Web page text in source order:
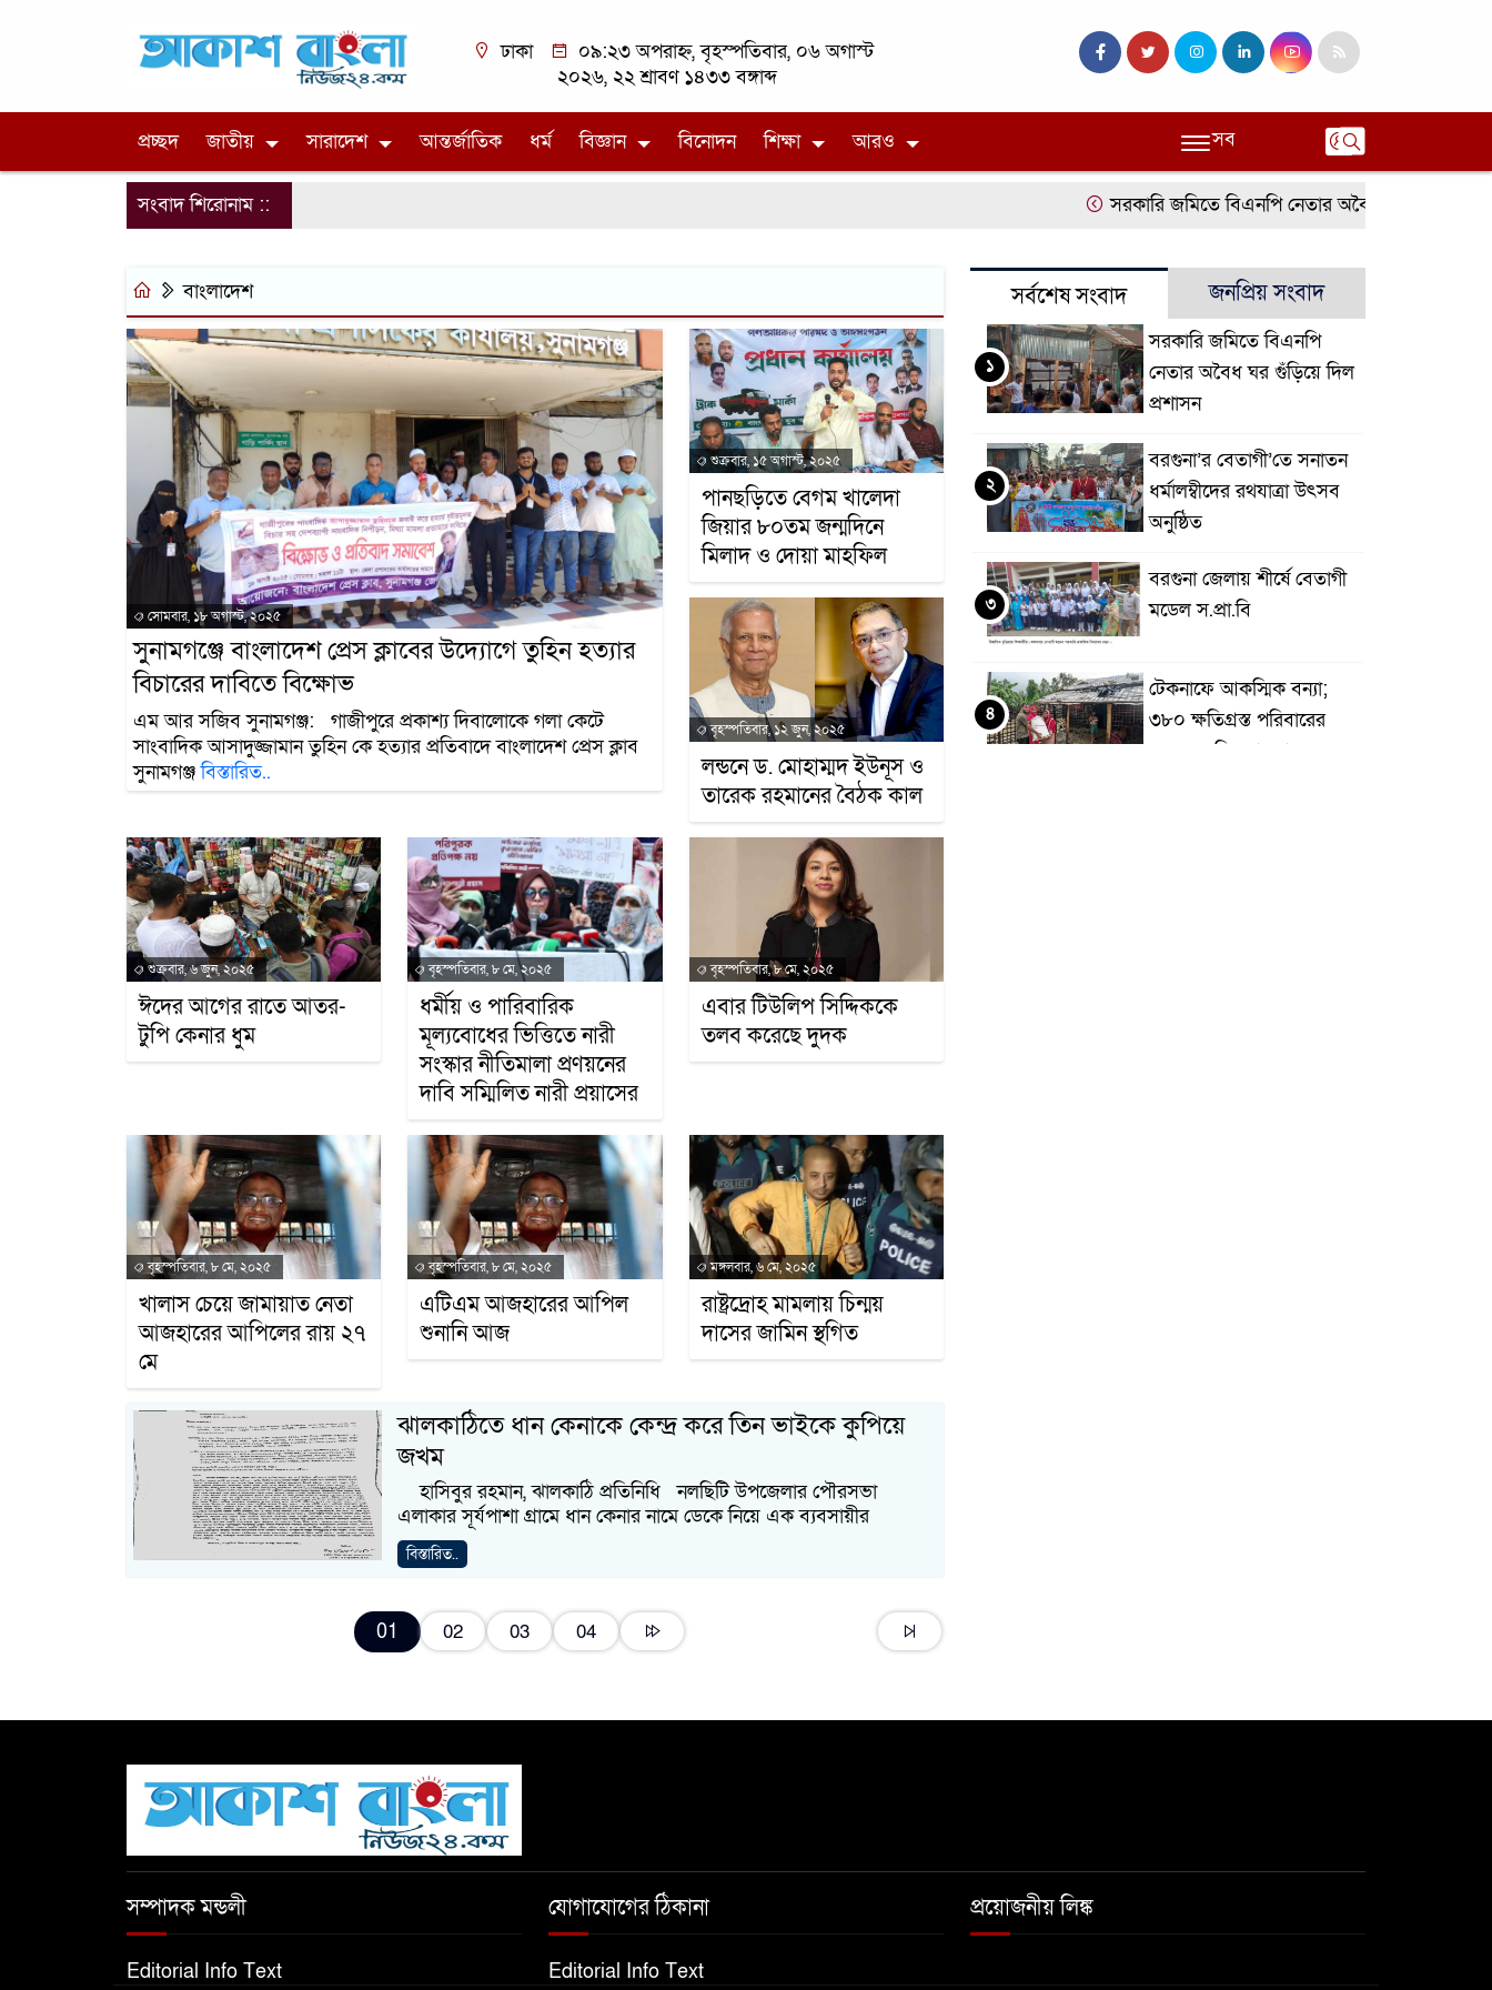
ঢাকা
০৯:২৩ অপরাহ্ন, বৃহস্পতিবার, ০৬ অগাস্ট
২০২৬, ২২ শ্রাবণ ১৪৩৩ বঙ্গাব্দ
প্রচ্ছদ জাতীয় সারাদেশ আন্তর্জাতিক ধর্ম বিজ্ঞান বিনোদন শিক্ষা আরও সব
সংবাদ শিরোনাম :: সরকারি জমিতে বিএনপি নেতার অবৈধ ঘর গুঁড়িয়ে দিল
বাংলাদেশ
সোমবার, ১৮ অগাস্ট, ২০২৫
সুনামগঞ্জে বাংলাদেশ প্রেস ক্লাবের উদ্যোগে তুহিন হত্যার
বিচারের দাবিতে বিক্ষোভ
এম আর সজিব সুনামগঞ্জ: গাজীপুরে প্রকাশ্য দিবালোকে গলা কেটে
সাংবাদিক আসাদুজ্জামান তুহিন কে হত্যার প্রতিবাদে বাংলাদেশ প্রেস ক্লাব
সুনামগঞ্জবিস্তারিত..
শুক্রবার, ১৫ অগাস্ট, ২০২৫
পানছড়িতে বেগম খালেদা
জিয়ার ৮০তম জন্মদিনে
মিলাদ ও দোয়া মাহফিল
বৃহস্পতিবার, ১২ জুন, ২০২৫
লন্ডনে ড. মোহাম্মদ ইউনূস ও
তারেক রহমানের বৈঠক কাল
শুক্রবার, ৬ জুন, ২০২৫
ঈদের আগের রাতে আতর-
টুপি কেনার ধুম
বৃহস্পতিবার, ৮ মে, ২০২৫
ধর্মীয় ও পারিবারিক
মূল্যবোধের ভিত্তিতে নারী
সংস্কার নীতিমালা প্রণয়নের
দাবি সম্মিলিত নারী প্রয়াসের
বৃহস্পতিবার, ৮ মে, ২০২৫
এবার টিউলিপ সিদ্দিককে
তলব করেছে দুদক
বৃহস্পতিবার, ৮ মে, ২০২৫
খালাস চেয়ে জামায়াত নেতা
আজহারের আপিলের রায় ২৭
মে
বৃহস্পতিবার, ৮ মে, ২০২৫
এটিএম আজহারের আপিল
শুনানি আজ
মঙ্গলবার, ৬ মে, ২০২৫
রাষ্ট্রদ্রোহ মামলায় চিন্ময়
দাসের জামিন স্থগিত
ঝালকাঠিতে ধান কেনাকে কেন্দ্র করে তিন ভাইকে কুপিয়ে
জখম
হাসিবুর রহমান, ঝালকাঠি প্রতিনিধি নলছিটি উপজেলার পৌরসভা
এলাকার সূর্যপাশা গ্রামে ধান কেনার নামে ডেকে নিয়ে এক ব্যবসায়ীর
বিস্তারিত..
01 02 03 04
সর্বশেষ সংবাদ জনপ্রিয় সংবাদ
সরকারি জমিতে বিএনপি
নেতার অবৈধ ঘর গুঁড়িয়ে দিল
প্রশাসন
১
বরগুনা’র বেতাগী’তে সনাতন
ধর্মালম্বীদের রথযাত্রা উৎসব
অনুষ্ঠিত
২
বরগুনা জেলায় শীর্ষে বেতাগী
মডেল স.প্রা.বি
৩
টেকনাফে আকস্মিক বন্যা;
৩৮০ ক্ষতিগ্রস্ত পরিবারের
জন্য জরুরি সহায়তা শুরু যুব
৪
সম্পাদক মন্ডলী
Editorial Info Text
যোগাযোগের ঠিকানা
Editorial Info Text
প্রয়োজনীয় লিঙ্ক